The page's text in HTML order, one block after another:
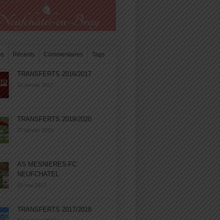
Récents Commentaires Tags
TRANSFERTS 2016/2017
14 janvier 2017
TRANSFERTS 2019/2020
27 janvier 2020
AS MESNIERES-FC
NEUFCHATEL
05 mai 2017
TRANSFERTS 2017/2018